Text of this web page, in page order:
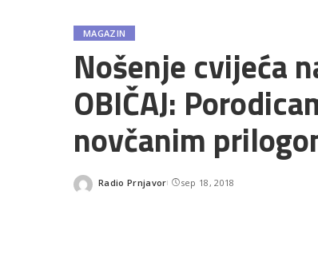
MAGAZIN
Nošenje cvijeća
OBIČAJ:
novčanim
Posted
Radio Prnjavor sep 18, 2018